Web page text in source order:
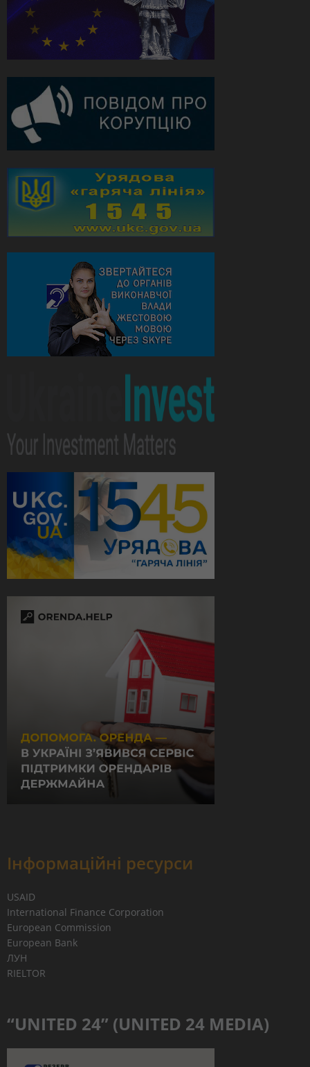
Інформаційні ресурси
USAID
International Finance Corporation
European Commission
European Bank
ЛУН
RIELTOR
“UNITED 24” (UNITED 24 MEDIA)